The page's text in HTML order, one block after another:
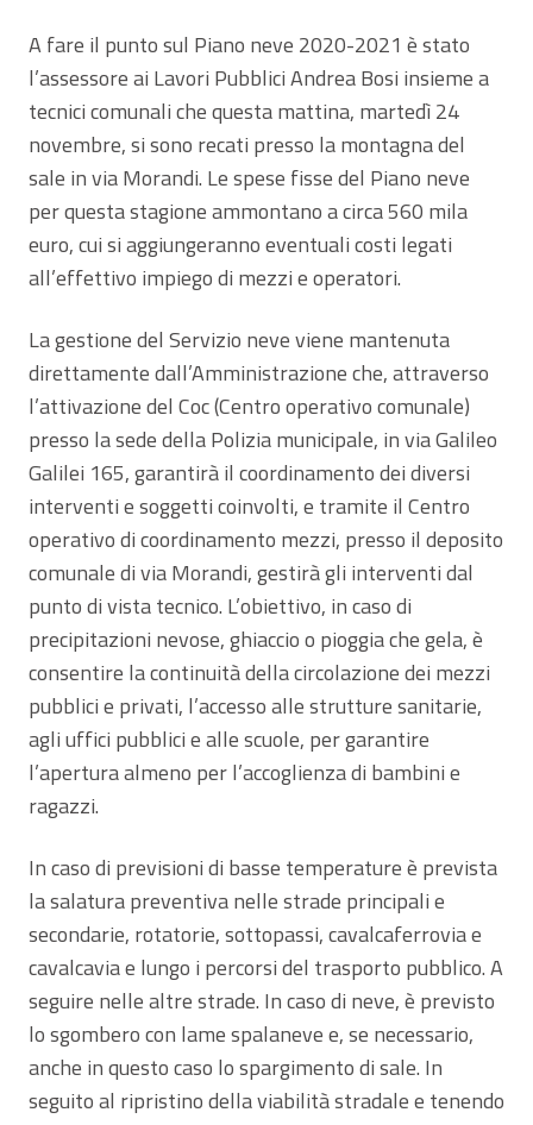
A fare il punto sul Piano neve 2020-2021 è stato
l’assessore ai Lavori Pubblici Andrea Bosi insieme a
tecnici comunali che questa mattina, martedì 24
novembre, si sono recati presso la montagna del
sale in via Morandi. Le spese fisse del Piano neve
per questa stagione ammontano a circa 560 mila
euro, cui si aggiungeranno eventuali costi legati
all’effettivo impiego di mezzi e operatori.
La gestione del Servizio neve viene mantenuta
direttamente dall’Amministrazione che, attraverso
l’attivazione del Coc (Centro operativo comunale)
presso la sede della Polizia municipale, in via Galileo
Galilei 165, garantirà il coordinamento dei diversi
interventi e soggetti coinvolti, e tramite il Centro
operativo di coordinamento mezzi, presso il deposito
comunale di via Morandi, gestirà gli interventi dal
punto di vista tecnico. L’obiettivo, in caso di
precipitazioni nevose, ghiaccio o pioggia che gela, è
consentire la continuità della circolazione dei mezzi
pubblici e privati, l’accesso alle strutture sanitarie,
agli uffici pubblici e alle scuole, per garantire
l’apertura almeno per l’accoglienza di bambini e
ragazzi.
In caso di previsioni di basse temperature è prevista
la salatura preventiva nelle strade principali e
secondarie, rotatorie, sottopassi, cavalcaferrovia e
cavalcavia e lungo i percorsi del trasporto pubblico. A
seguire nelle altre strade. In caso di neve, è previsto
lo sgombero con lame spalaneve e, se necessario,
anche in questo caso lo spargimento di sale. In
seguito al ripristino della viabilità stradale e tenendo